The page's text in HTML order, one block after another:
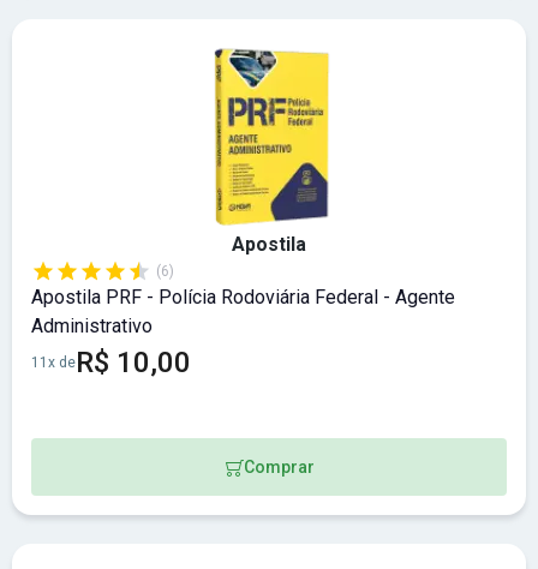
Apostila
(6)
Apostila PRF - Polícia Rodoviária Federal - Agente
Administrativo
11x deR$ 10,00
Comprar